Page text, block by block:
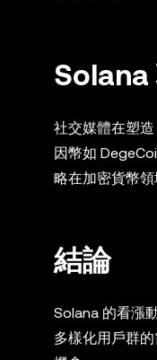
Solana
社交媒體在塑
因幣如
略在加密貨幣領
結論
Solana 的看漲
多樣化用戶群